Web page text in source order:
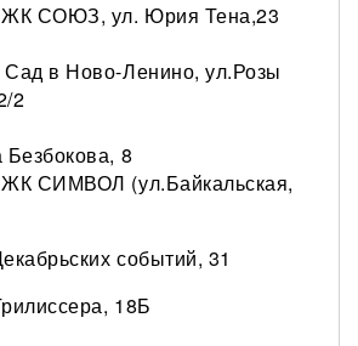
ЖК СОЮЗ, ул. Юрия Тена,23
в Ново-Ленино, ул.Розы
2
8
СИМВОЛ (ул.Байкальская,
событий, 31
18Б